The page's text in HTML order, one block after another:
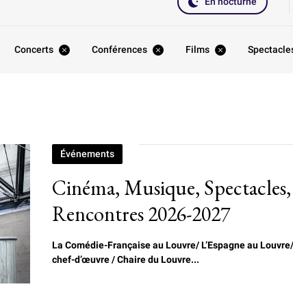
Concerts Conférences Films
Cinéma, Musique, Spectacles,
Rencontres 2026-2027
Événements
La Comédie-Française au Louvre/L’Espagne au
chef-d’œuvre / Chaire du Louvre...